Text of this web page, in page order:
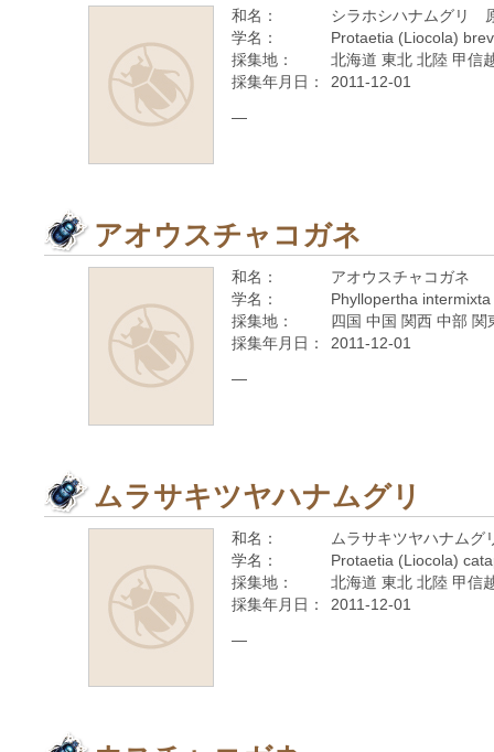
和名：
シラホシハナムグリ
学名：
Protaetia (Liocola)
採集地：
北海道 東北 北陸 甲信
採集年月日：
2011-12-01
—
アオウスチャコガネ
和名：
アオウスチャコガネ
学名：
Phyllopertha
採集地：
四国 中国 関西 中部
採集年月日：
2011-12-01
—
ムラサキツヤハナムグリ
和名：
ムラサキツヤハナムグ
学名：
Protaetia (Liocola)
採集地：
北海道 東北 北陸 甲信
採集年月日：
2011-12-01
—